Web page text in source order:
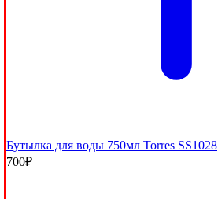
Бутылка для воды 750мл Torres SS1028
700₽